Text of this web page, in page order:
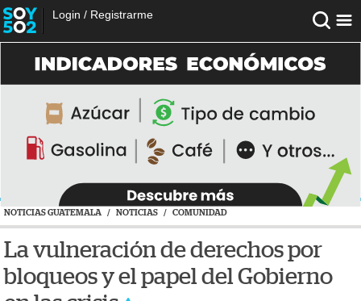
Login / Registrarme
NOTICIAS GUATEMALA / NOTICIAS / COMUNIDAD
La vulneración de derechos por
bloqueos y el papel del Gobierno